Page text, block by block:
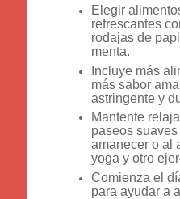
Elegir
refrescantes
rodajas de
menta.
Incluye más
más sabor
astringente y
Mantente
paseos suaves
amanecer o al
yoga y otro
Comienza el
para ayudar a